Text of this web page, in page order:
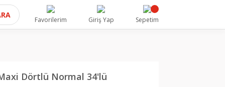
Favorilerim Giriş Yap Sepetim
Dörtlü Normal 34'lü